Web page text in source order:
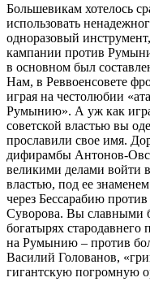
Большевикам хотелось
использовать
одноразовый
кампании против
в основном был
Нам, в Реввоенсовете
играя на честолюбии
Румынию». А уж как
советской властью вы
прославили свое имя.
дифирамбы Антонов-
великими делами войти
властью, под ее
через Бессарабию
Суворова. Вы славными
богатырях стародавнего
на Румынию – против
Василий Голованов,
гигантскую погромную